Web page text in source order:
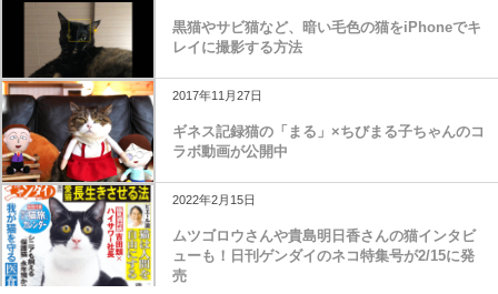
黒猫やサビ猫など、暗い毛色の猫をiPhoneでキ
レイに撮影する方法
2017年11月27日
ギネス記録猫の「まる」×ちびまる子ちゃんのコ
ラボ動画が公開中
2022年2月15日
ムツゴロウさんや貴島明日香さんの猫インタビ
ューも！日刊ゲンダイのネコ特集号が2/15に発
売